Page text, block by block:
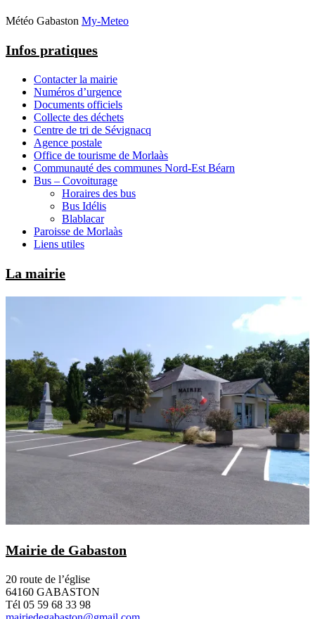
Météo Gabaston My-Meteo
Infos pratiques
Contacter la mairie
Numéros d’urgence
Documents officiels
Collecte des déchets
Centre de tri de Sévignacq
Agence postale
Office de tourisme de Morlaàs
Communauté des communes Nord-Est Béarn
Bus – Covoiturage
Horaires des bus
Bus Idélis
Blablacar
Paroisse de Morlaàs
Liens utiles
La mairie
Mairie de Gabaston
20 route de l’église
64160 GABASTON
Tél 05 59 68 33 98